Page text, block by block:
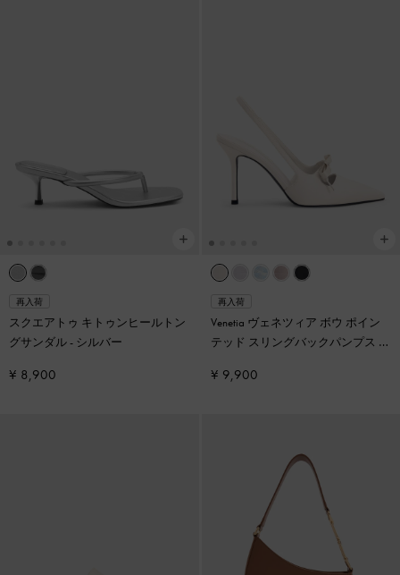
再入荷
スクエアトゥ キトゥンヒールトン
グサンダル- シルバー
¥ 8,900
再入荷
Venetia ヴェネツィア ボウ ポイン
テッド スリングバックパンプス -
¥ 9,900